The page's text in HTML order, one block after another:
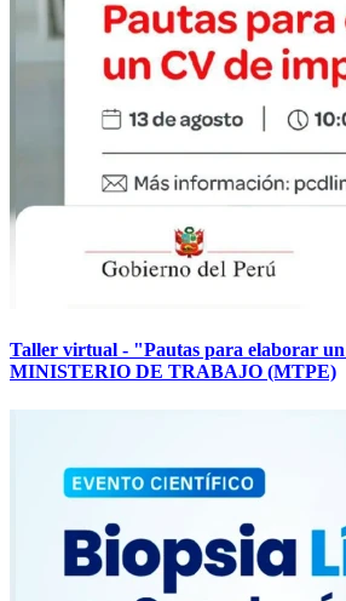
Taller virtual - "Pautas para elaborar
MINISTERIO DE TRABAJO (MTPE)